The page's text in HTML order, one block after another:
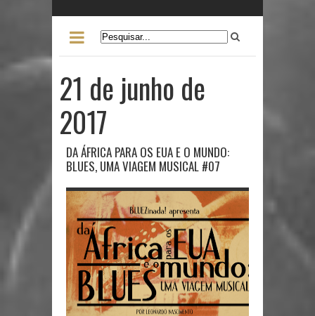
21 de junho de
2017
DA ÁFRICA PARA OS EUA E O MUNDO:
BLUES, UMA VIAGEM MUSICAL #07